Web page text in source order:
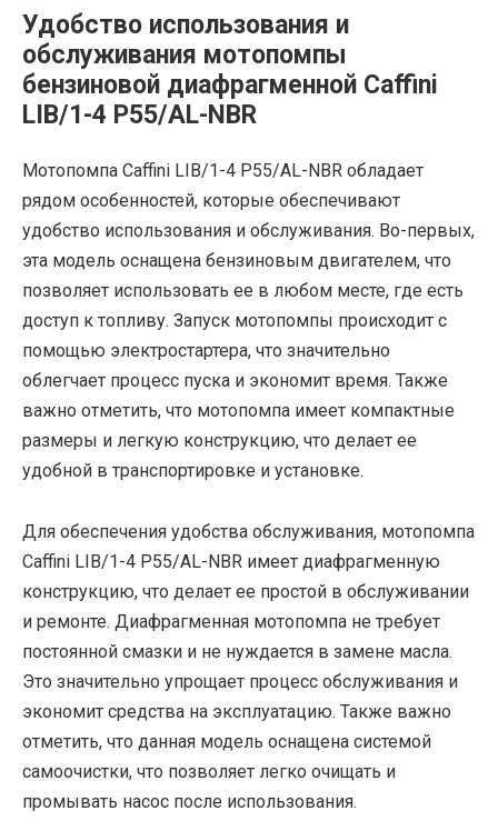
Удобство использования и
обслуживания мотопомпы
бензиновой диафрагменной Caffini
LIB/1-4 P55/AL-NBR
Мотопомпа Caffini LIB/1-4 P55/AL-NBR обладает
рядом особенностей, которые обеспечивают
удобство использования и обслуживания. Во-первых,
эта модель оснащена бензиновым двигателем, что
позволяет использовать ее в любом месте, где есть
доступ к топливу. Запуск мотопомпы происходит с
помощью электростартера, что значительно
облегчает процесс пуска и экономит время. Также
важно отметить, что мотопомпа имеет компактные
размеры и легкую конструкцию, что делает ее
удобной в транспортировке и установке.
Для обеспечения удобства обслуживания, мотопомпа
Caffini LIB/1-4 P55/AL-NBR имеет диафрагменную
конструкцию, что делает ее простой в обслуживании
и ремонте. Диафрагменная мотопомпа не требует
постоянной смазки и не нуждается в замене масла.
Это значительно упрощает процесс обслуживания и
экономит средства на эксплуатацию. Также важно
отметить, что данная модель оснащена системой
самоочистки, что позволяет легко очищать и
промывать насос после использования.